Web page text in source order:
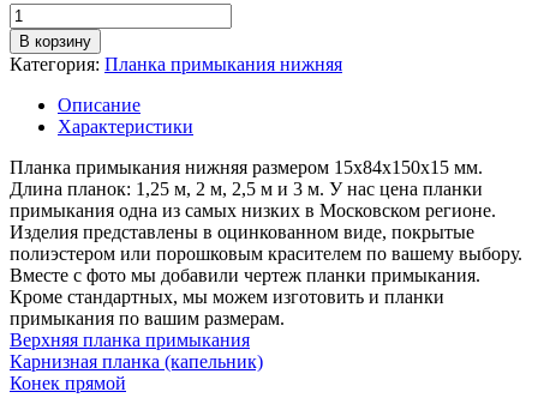
Количество
товара
Планка
примыкания
нижняя,
длина
1,25м,
толщина
металла
0,45
мм,
покрытие
RAL
(порошок)
В корзину
Категория: Планка примыкания нижняя
Описание
Характеристики
Планка примыкания нижняя размером 15х84х150х15 мм.
Длина планок: 1,25 м, 2 м, 2,5 м и 3 м. У нас цена планки
примыкания одна из самых низких в Московском регионе.
Изделия представлены в оцинкованном виде, покрытые
полиэстером или порошковым красителем по вашему выбору.
Вместе с фото мы добавили чертеж планки примыкания.
Кроме стандартных, мы можем изготовить и планки
примыкания по вашим размерам.
Верхняя планка примыкания
Карнизная планка (капельник)
Конек прямой